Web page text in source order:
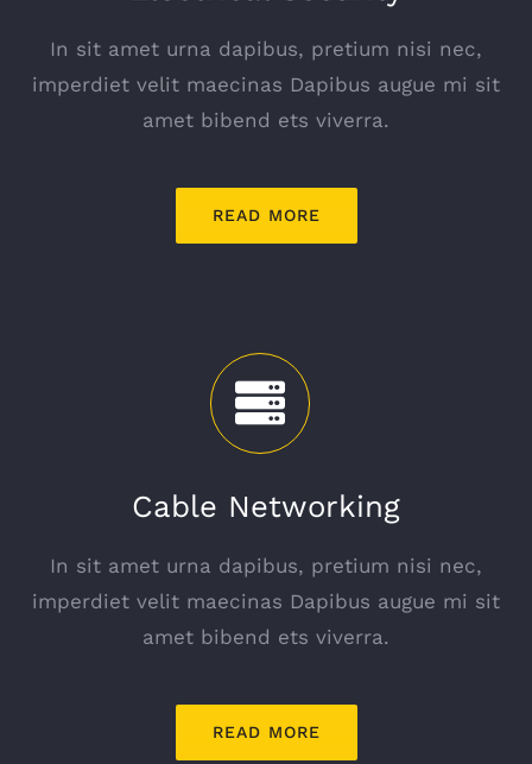
In sit amet urna dapibus, pretium nisi nec,
imperdiet velit maecinas Dapibus augue mi sit
amet bibend ets viverra.
READ MORE
Cable Networking
In sit amet urna dapibus, pretium nisi nec,
imperdiet velit maecinas Dapibus augue mi sit
amet bibend ets viverra.
READ MORE